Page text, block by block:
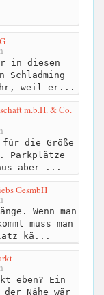
in diesen
Schladming
weil er...
m.b.H. & Co.
die Größe
Parkplätze
aber ...
GesmbH
Wenn man
muss man
kä...
eben? Ein
Nähe wär